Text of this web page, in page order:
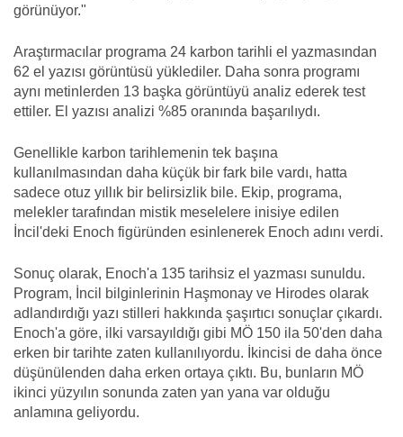
görünüyor."
Araştırmacılar programa 24 karbon tarihli el yazmasından
62 el yazısı görüntüsü yüklediler. Daha sonra programı
aynı metinlerden 13 başka görüntüyü analiz ederek test
ettiler. El yazısı analizi %85 oranında başarılıydı.
Genellikle karbon tarihlemenin tek başına
kullanılmasından daha küçük bir fark bile vardı, hatta
sadece otuz yıllık bir belirsizlik bile. Ekip, programa,
melekler tarafından mistik meselelere inisiye edilen
İncil'deki Enoch figüründen esinlenerek Enoch adını verdi.
Sonuç olarak, Enoch'a 135 tarihsiz el yazması sunuldu.
Program, İncil bilginlerinin Haşmonay ve Hirodes olarak
adlandırdığı yazı stilleri hakkında şaşırtıcı sonuçlar çıkardı.
Enoch'a göre, ilki varsayıldığı gibi MÖ 150 ila 50'den daha
erken bir tarihte zaten kullanılıyordu. İkincisi de daha önce
düşünülenden daha erken ortaya çıktı. Bu, bunların MÖ
ikinci yüzyılın sonunda zaten yan yana var olduğu
anlamına geliyordu.